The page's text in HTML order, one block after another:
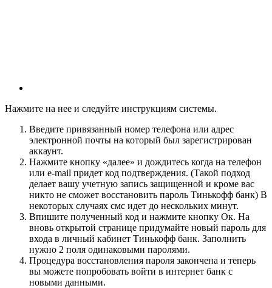
Нажмите на нее и следуйте инструкциям системы.
Введите привязанный номер телефона или адрес
электронной почты на который был зарегистрирован
аккаунт.
Нажмите кнопку «далее» и дождитесь когда на телефон
или e-mail придет код подтверждения. (Такой подход
делает вашу учетную запись защищенной и кроме вас
никто не сможет восстановить пароль Тинькофф банк) В
некоторых случаях смс идет до нескольких минут.
Впишите полученный код и нажмите кнопку Ок. На
вновь открытой странице придумайте новый пароль для
входа в личный кабинет Тинькофф банк. Заполнить
нужно 2 поля одинаковыми паролями.
Процедура восстановления пароля закончена и теперь
вы можете попробовать войти в интернет банк с
новыми данными.